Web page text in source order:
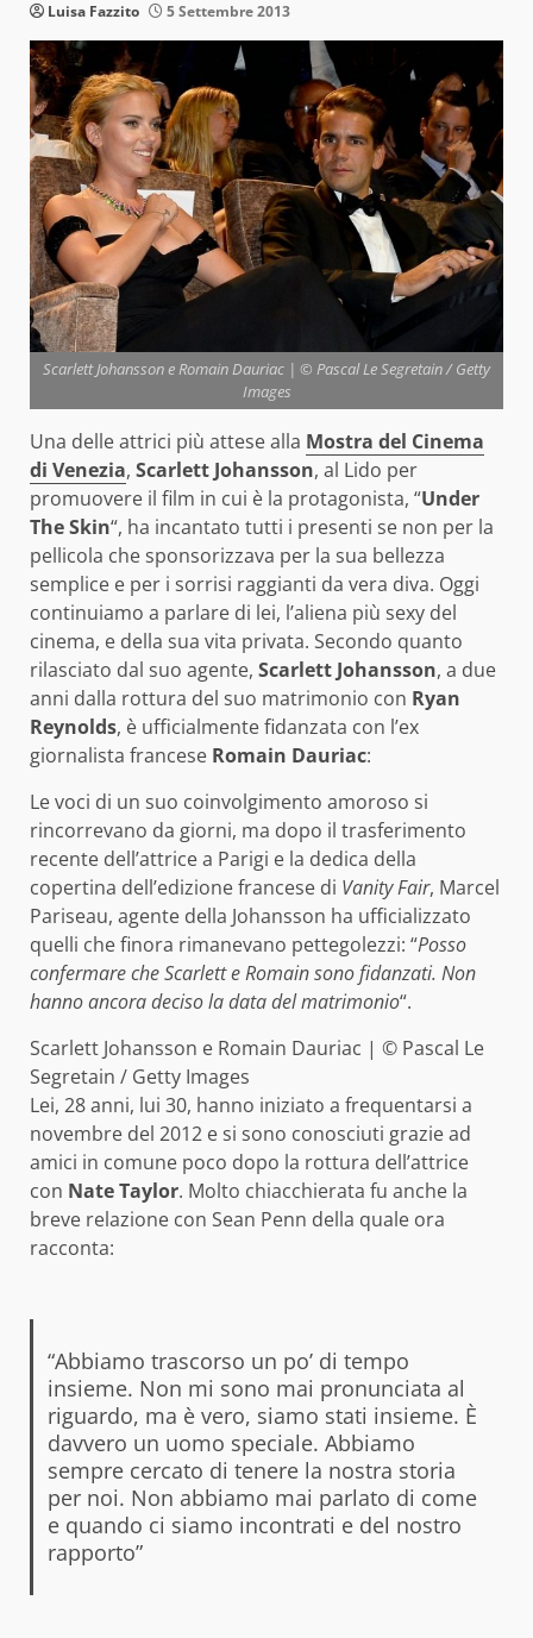
Luisa Fazzito 5 Settembre 2013
Scarlett Johansson e Romain Dauriac | © Pascal Le Segretain / Getty
Images
Una delle attrici più attese alla Mostra del Cinema
di Venezia, Scarlett Johansson, al Lido per
promuovere il film in cui è la protagonista, “Under
The Skin“, ha incantato tutti i presenti se non per la
pellicola che sponsorizzava per la sua bellezza
semplice e per i sorrisi raggianti da vera diva. Oggi
continuiamo a parlare di lei, l’aliena più sexy del
cinema, e della sua vita privata. Secondo quanto
rilasciato dal suo agente, Scarlett Johansson, a due
anni dalla rottura del suo matrimonio con Ryan
Reynolds, è ufficialmente fidanzata con l’ex
giornalista francese Romain Dauriac:
Le voci di un suo coinvolgimento amoroso si
rincorrevano da giorni, ma dopo il trasferimento
recente dell’attrice a Parigi e la dedica della
copertina dell’edizione francese di Vanity Fair, Marcel
Pariseau, agente della Johansson ha ufficializzato
quelli che finora rimanevano pettegolezzi: “Posso
confermare che Scarlett e Romain sono fidanzati. Non
hanno ancora deciso la data del matrimonio“.
Scarlett Johansson e Romain Dauriac | © Pascal Le
Segretain / Getty Images
Lei, 28 anni, lui 30, hanno iniziato a frequentarsi a
novembre del 2012 e si sono conosciuti grazie ad
amici in comune poco dopo la rottura dell’attrice
con Nate Taylor. Molto chiacchierata fu anche la
breve relazione con Sean Penn della quale ora
racconta:
“Abbiamo trascorso un po’ di tempo
insieme. Non mi sono mai pronunciata al
riguardo, ma è vero, siamo stati insieme. È
davvero un uomo speciale. Abbiamo
sempre cercato di tenere la nostra storia
per noi. Non abbiamo mai parlato di come
e quando ci siamo incontrati e del nostro
rapporto”